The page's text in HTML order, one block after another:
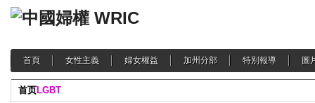
首頁 女性主義 婦女權益 加州分部 特別報導 圖
首页LGBT